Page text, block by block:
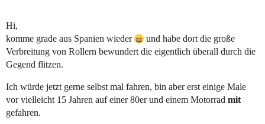
Hi,
komme grade aus Spanien wieder
und habe dort die große
Verbreitung von Rollern bewundert die eigentlich überall durch die
Gegend flitzen.
Ich würde jetzt gerne selbst mal fahren, bin aber erst einige Male
vor vielleicht 15 Jahren auf einer 80er und einem Motorrad mit
gefahren.